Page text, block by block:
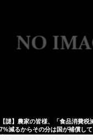
【謎】農家の皆様、「食品消費税
7%減るからその分は国が補償し